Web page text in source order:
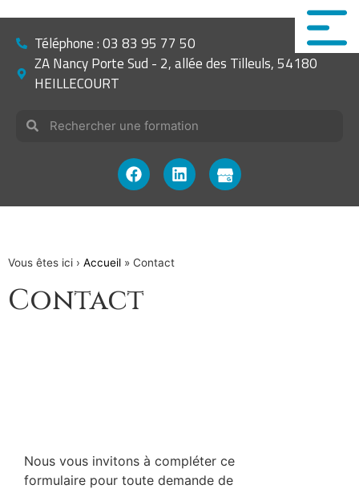
Téléphone : 03 83 95 77 50
ZA Nancy Porte Sud - 2, allée des Tilleuls, 54180
HEILLECOURT
Vous êtes ici › Accueil » Contact
Contact
Nous vous invitons à compléter ce
formulaire pour toute demande de